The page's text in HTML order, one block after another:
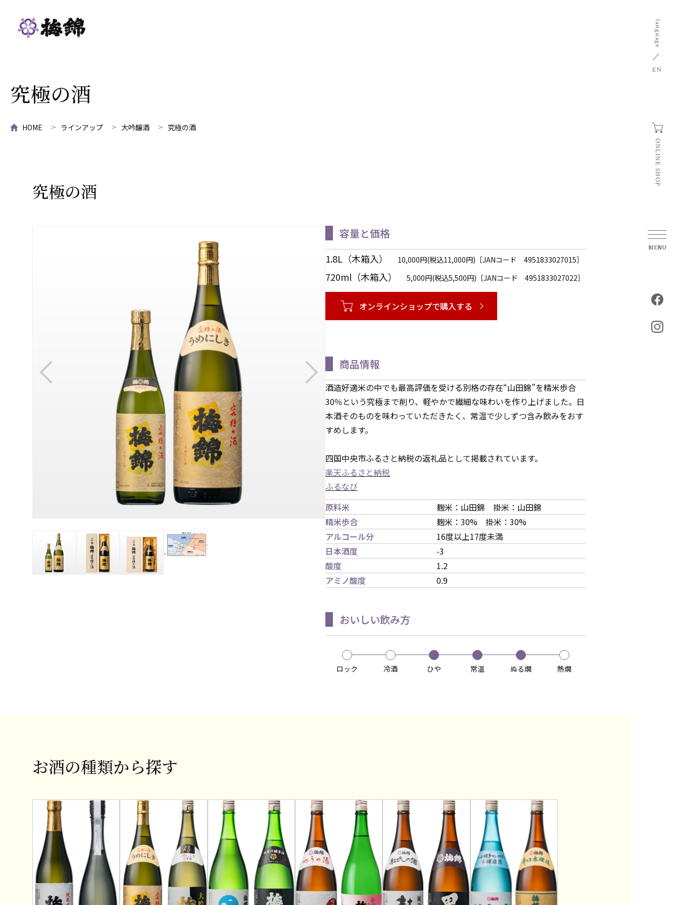
language
EN
ONLINE SHOP
究極の酒
HOME ラインアップ 大吟醸酒 究極の酒
究極の酒
容量と価格
1.8L（木箱入） 10,000円(税込11,000円)［JANコード 4951833027015］
720ml（木箱入） 5,000円(税込5,500円)［JANコード 4951833027022］
オンラインショップで購入する
商品情報
酒造好適米の中でも最高評価を受ける別格の存在“山田錦”を精米歩合
30％という究極まで削り、軽やかで繊細な味わいを作り上げました。日
本酒そのものを味わっていただきたく、常温で少しずつ含み飲みをおす
すめします。
四国中央市ふるさと納税の返礼品として掲載されています。
楽天ふるさと納税
ふるなび
原料米
麹米：山田錦 掛米：山田錦
精米歩合
麹米：30% 掛米：30%
アルコール分
16度以上17度未満
日本酒度
-3
酸度
1.2
アミノ酸度
0.9
おいしい飲み方
ロック 冷酒 ひや 常温 ぬる燗 熱燗
お酒の種類から探す